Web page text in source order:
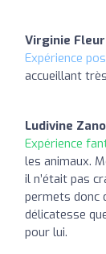
Virginie Fleur
Expérience
accueillant
Ludivine
Expérience
les animaux.
il n’était pas
permets donc
délicatesse
pour lui.